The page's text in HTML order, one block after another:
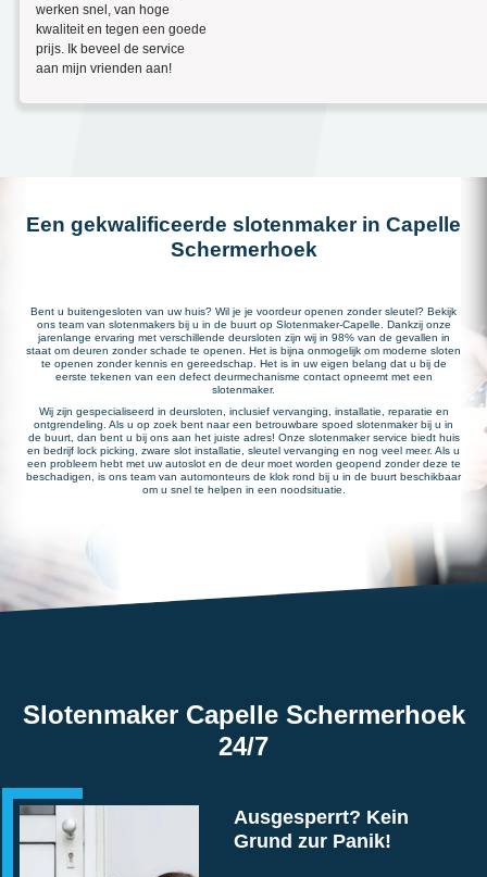
werken snel, van hoge
kwaliteit en tegen een goede
prijs. Ik beveel de service
aan mijn vrienden aan!
Een gekwalificeerde slotenmaker in Capelle
Schermerhoek
Bent u buitengesloten van uw huis? Wil je je voordeur openen zonder sleutel? Bekijk
ons team van slotenmakers bij u in de buurt op Slotenmaker-Capelle. Dankzij onze
jarenlange ervaring met verschillende deursloten zijn wij in 98% van de gevallen in
staat om deuren zonder schade te openen. Het is bijna onmogelijk om moderne sloten
te openen zonder kennis en gereedschap. Het is in uw eigen belang dat u bij de
eerste tekenen van een defect deurmechanisme contact opneemt met een
slotenmaker.
Wij zijn gespecialiseerd in deursloten, inclusief vervanging, installatie, reparatie en
ontgrendeling. Als u op zoek bent naar een betrouwbare spoed slotenmaker bij u in
de buurt, dan bent u bij ons aan het juiste adres! Onze slotenmaker service biedt huis
en bedrijf lock picking, zware slot installatie, sleutel vervanging en nog veel meer. Als u
een probleem hebt met uw autoslot en de deur moet worden geopend zonder deze te
beschadigen, is ons team van automonteurs de klok rond bij u in de buurt beschikbaar
om u snel te helpen in een noodsituatie.
Slotenmaker Capelle Schermerhoek
24/7
Ausgesperrt? Kein
Grund zur Panik!